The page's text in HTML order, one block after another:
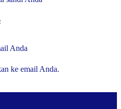
Anda
ke email Anda.